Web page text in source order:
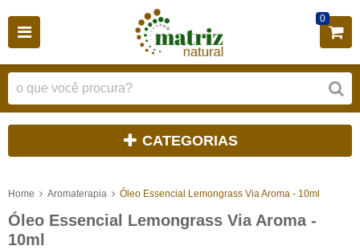
0
CATEGORIAS
Home Aromaterapia Óleo Essencial Lemongrass Via Aroma - 10ml
Óleo Essencial Lemongrass Via Aroma -
10ml